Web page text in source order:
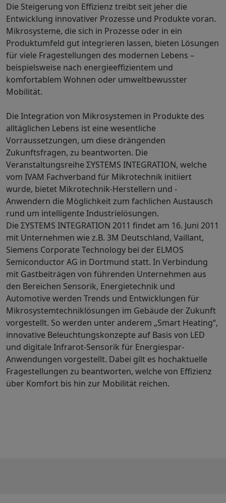
Die Steigerung von Effizienz treibt seit jeher die
Entwicklung innovativer Prozesse und Produkte voran.
Mikrosysteme, die sich in Prozesse oder in ein
Produktumfeld gut integrieren lassen, bieten Lösungen
für viele Fragestellungen des modernen Lebens –
beispielsweise nach energieeffizientem und
komfortablem Wohnen oder umweltbewusster
Mobilität.
Die Integration von Mikrosystemen in Produkte des
alltäglichen Lebens ist eine wesentliche
Vorraussetzungen, um diese drängenden
Zukunftsfragen, zu beantworten. Die
Veranstaltungsreihe ΣYSTEMS INTEGRATION, welche
vom IVAM Fachverband für Mikrotechnik initiiert
wurde, bietet Mikrotechnik-Herstellern und -
Anwendern die Möglichkeit zum fachlichen Austausch
rund um intelligente Industrielösungen.
Die ΣYSTEMS INTEGRATION 2011 findet am 16. Juni 2011
mit Unternehmen wie z.B. 3M Deutschland, Vaillant,
Siemens Corporate Technology bei der ELMOS
Semiconductor AG in Dortmund statt. In Verbindung
mit Gastbeiträgen von führenden Unternehmen aus
den Bereichen Sensorik, Energietechnik und
Automotive werden Trends und Entwicklungen für
Mikrosystemtechniklösungen im Gebäude der Zukunft
vorgestellt. So werden unter anderem „Smart Heating“,
innovative Beleuchtungskonzepte auf Basis von LED
und digitale Infrarot-Sensorik für Energiespar-
Anwendungen vorgestellt. Dabei gilt es hochaktuelle
Fragestellungen zu beantworten, welche von Effizienz
über Komfort bis hin zur Mobilität reichen.